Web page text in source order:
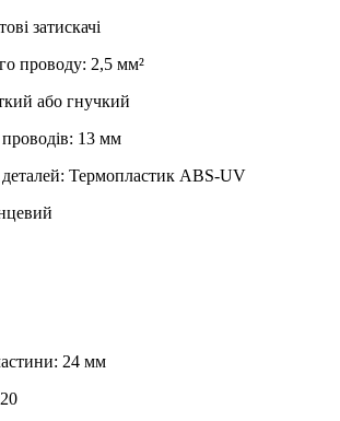
затискачі
проводу: 2,5 мм²
або гнучкий
13 мм
Термопластик ABS-UV
24 мм